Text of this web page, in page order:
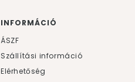
INFORMÁCIÓ
ÁSZF
Szállítási információ
Elérhetőség